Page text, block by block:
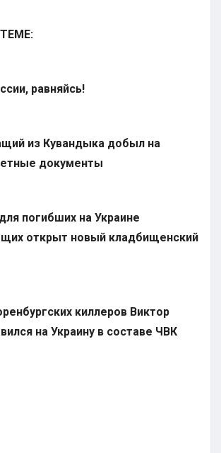
равняйсь!
из Кувандыка добыл на
документы
погибших на Украине
открыт новый кладбищенский
киллеров Виктор
на Украину в составе ЧВК